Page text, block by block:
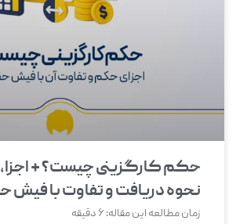
حکم کارگزینی چیست؟ + اجزا،
نحوه دریافت و تفاوت با فیش
زمان مطالعه این مقاله:6 دقیقه